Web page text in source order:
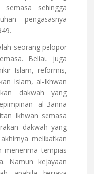
semasa sehingga
pengasasnya
seorang pelopor
Beliau juga
Islam, reformis,
Islam, al-Ikhwan
dakwah yang
al-Banna
Ikhwan semasa
dakwah yang
melibatkan
menerima tempias
Namun kejayaan